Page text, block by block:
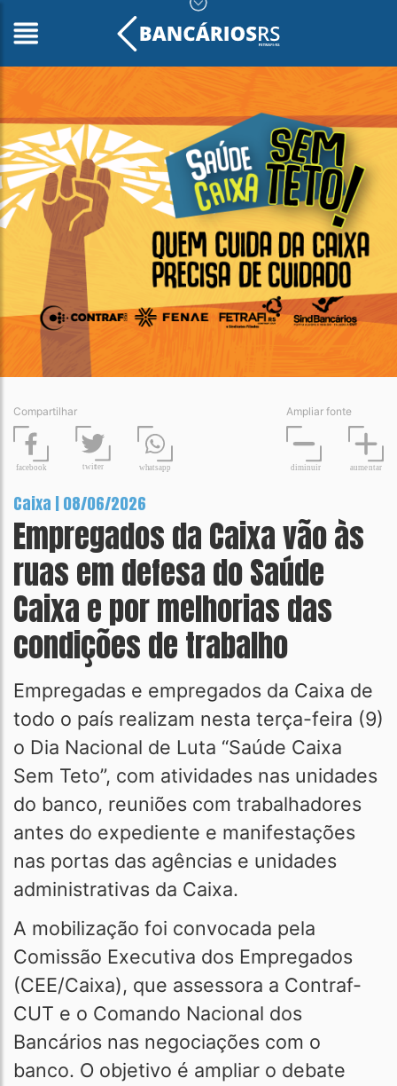
Compartilhar
facebook twitter whatsapp
Ampliar fonte
diminuir aumentar
Caixa | 08/06/2026
Empregados da Caixa vão às
ruas em defesa do Saúde
Caixa e por melhorias das
condições de trabalho
Empregadas e empregados da Caixa de
todo o país realizam nesta terça-feira (9)
o Dia Nacional de Luta “Saúde Caixa
Sem Teto”, com atividades nas unidades
do banco, reuniões com trabalhadores
antes do expediente e manifestações
nas portas das agências e unidades
administrativas da Caixa.
A mobilização foi convocada pela
Comissão Executiva dos Empregados
(CEE/Caixa), que assessora a Contraf-
CUT e o Comando Nacional dos
Bancários nas negociações com o
banco. O objetivo é ampliar o debate